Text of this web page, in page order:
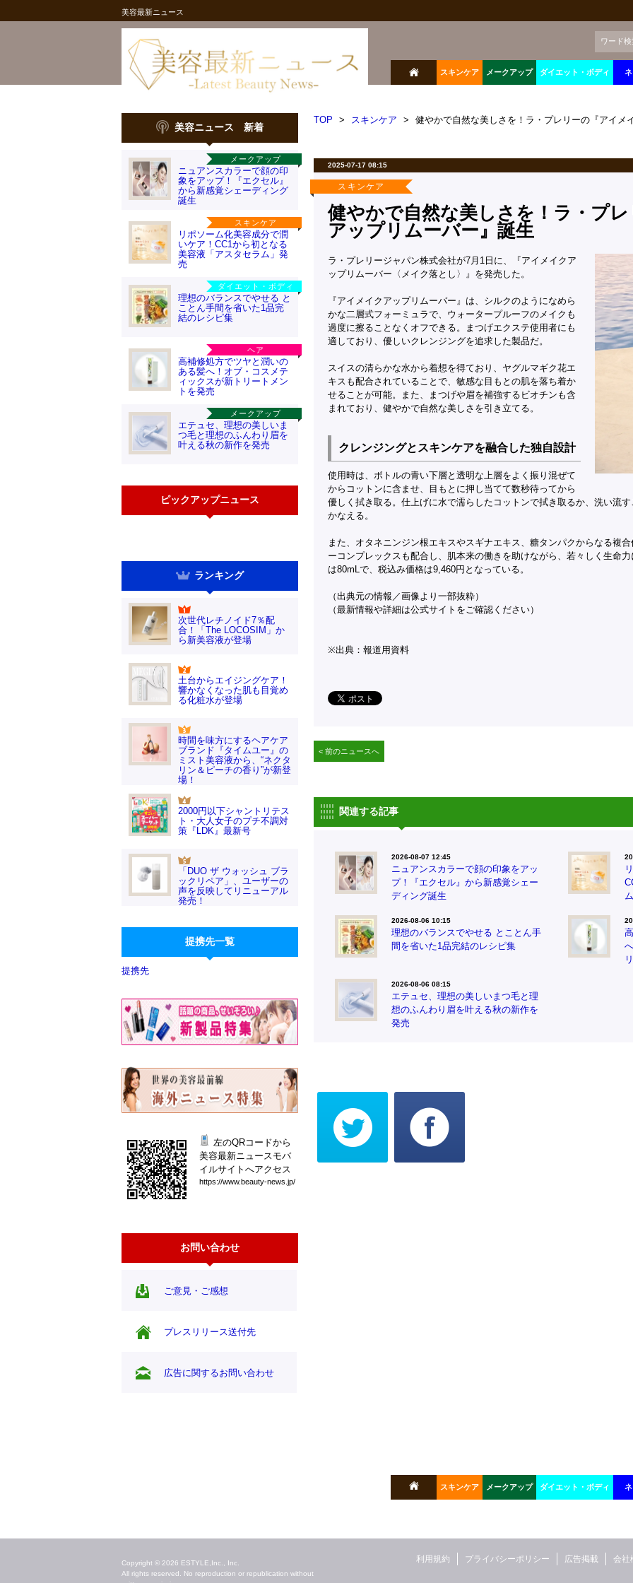
美容最新ニュース
ワード検
スキンケア メークアップ ダイエット・ボディ
美容ニュース 新着
メークアップ
ニュアンスカラーで顔の印
象をアップ！『エクセル』
から新感覚シェーディング
誕生
スキンケア
リポソーム化美容成分で潤
いケア！CC1から初となる
美容液「アスタセラム」発
売
ダイエット・ボディ
理想のバランスでやせる と
ことん手間を省いた1品完
結のレシピ集
ヘア
高補修処方でツヤと潤いの
ある髪へ！オブ・コスメテ
ィックスが新トリートメン
トを発売
メークアップ
エテュセ、理想の美しいま
つ毛と理想のふんわり眉を
叶える秋の新作を発売
ピックアップニュース
ランキング
次世代レチノイド7％配
合！「The LOCOSIM」か
ら新美容液が登場
土台からエイジングケア！
響かなくなった肌も目覚め
る化粧水が登場
時間を味方にするヘアケア
ブランド『タイムユー』の
ミスト美容液から、“ネクタ
リン＆ピーチの香り”が新登
場！
2000円以下シャントリテス
ト・大人女子のプチ不調対
策『LDK』最新号
「DUO ザ ウォッシュ ブラ
ックリペア」、ユーザーの
声を反映してリニューアル
発売！
提携先一覧
提携先
左のQRコードから
美容最新ニュースモバ
イルサイトへアクセス
https://www.beauty-news. jp/
お問い合わせ
ご意見・ご感想
プレスリリース送付先
広告に関するお問い合わせ
TOP > スキンケア > 健やかで自然な美しさを！ラ・プレリーの『アイメ
2025-07-17 08:15
スキンケア
健やかで自然な美しさを！ラ・プ
アップリムーバー』誕生
ラ・プレリージャパン株式会社が7月1日に、『アイメイクア
ップリムーバー〈メイク落とし〉』を発売した。
『アイメイクアップリムーバー』は、シルクのようになめら
かな二層式フォーミュラで、ウォータープルーフのメイクも
過度に擦ることなくオフできる。まつげエクステ使用者にも
適しており、優しいクレンジングを追求した製品だ。
スイスの清らかな水から着想を得ており、ヤグルマギク花エ
キスも配合されていることで、敏感な目もとの肌を落ち着か
せることが可能。また、まつげや眉を補強するビオチンも含
まれており、健やかで自然な美しさを引き立てる。
クレンジングとスキンケアを融合した独自設計
使用時は、ボトルの青い下層と透明な上層をよく振り混ぜて
からコットンに含ませ、目もとに押し当てて数秒待ってから
優しく拭き取る。仕上げに水で濡らしたコットンで拭き取るか、洗い流
かなえる。
また、オタネニンジン根エキスやスギナエキス、糖タンパクからなる複
ーコンプレックスも配合し、肌本来の働きを助けながら、若々しく生命
は80mLで、税込み価格は9,460円となっている。
（出典元の情報／画像より一部抜粋）
（最新情報や詳細は公式サイトをご確認ください）
※出典：報道用資料
< 前のニュースへ
関連する記事
2026-08-07 12:45
ニュアンスカラーで顔の印象をアッ
プ！『エクセル』から新感覚シェー
ディング誕生
2026-08-06 10:15
理想のバランスでやせる とことん手
間を省いた1品完結のレシピ集
2026-08-06 08:15
エテュセ、理想の美しいまつ毛と理
想のふんわり眉を叶える秋の新作を
発売
スキンケア メークアップ ダイエット・ボディ
Copyright © 2026 ESTYLE,Inc., Inc.
All rights reserved. No reproduction or republication without
会社
広告掲載
プライバシーポリシー
利用規約